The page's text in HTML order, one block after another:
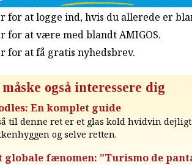
for at logge ind, hvis du allerede er
for at være med blandt AMIGOS.
for at få gratis nyhedsbrev.
også interessere dig
En komplet guide
til denne ret er et glas kold hvidvin
og selve retten.
globale fænomen: ”Turismo de